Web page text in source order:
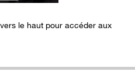
le haut pour accéder aux